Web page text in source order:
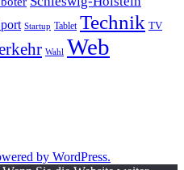
Startup Tablet Technik TV
Wahl Web
by WordPress.